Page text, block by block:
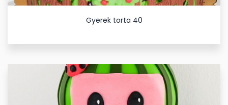
Gyerek torta 40